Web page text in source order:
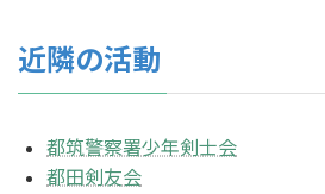
近隣の活動
都筑警察署少年剣士会
都田剣友会